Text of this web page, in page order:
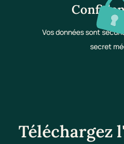
Vos données sont
secret
Téléchargez